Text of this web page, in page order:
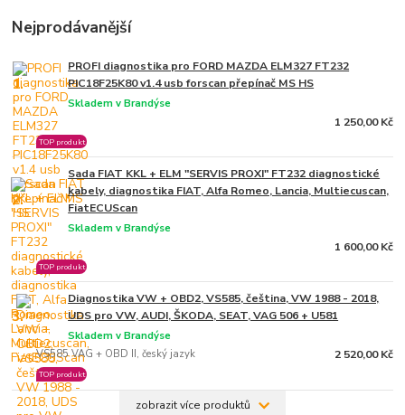
Nejprodávanější
1.
PROFI diagnostika pro FORD MAZDA ELM327 FT232
PIC18F25K80 v1.4 usb forscan přepínač MS HS
Skladem v Brandýse
TOP produkt
1 250,00 Kč
2.
Sada FIAT KKL + ELM "SERVIS PROXI" FT232 diagnostické
kabely, diagnostika FIAT, Alfa Romeo, Lancia, Multiecuscan,
FiatECUScan
Skladem v Brandýse
TOP produkt
1 600,00 Kč
3.
Diagnostika VW + OBD2, VS585, čeština, VW 1988 - 2018,
UDS pro VW, AUDI, ŠKODA, SEAT, VAG 506 + U581
VS585 VAG + OBD II, český jazyk
Skladem v Brandýse
TOP produkt
2 520,00 Kč
zobrazit více produktů